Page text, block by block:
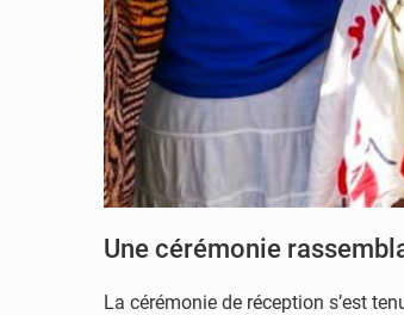
Une cérémonie
La cérémonie de réception s’est